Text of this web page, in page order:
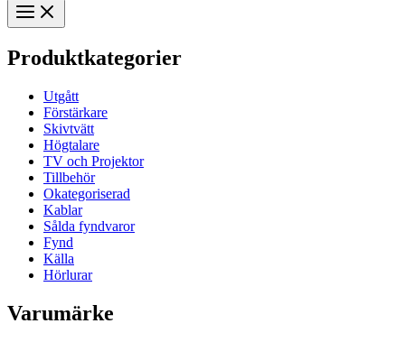
Produktkategorier
Utgått
Förstärkare
Skivtvätt
Högtalare
TV och Projektor
Tillbehör
Okategoriserad
Kablar
Sålda fyndvaror
Fynd
Källa
Hörlurar
Varumärke